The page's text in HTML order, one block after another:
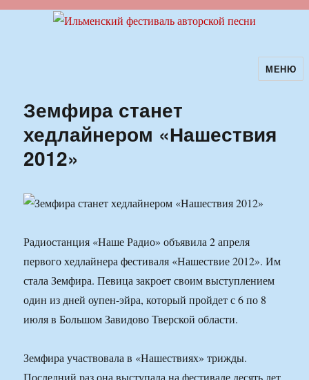
Ильменский фестиваль авторскойМЕНЮ
Земфира станет
хедлайнером «Нашествия
2012»
Радиостанция «Наше Радио» объявила 2 апреля
первого хедлайнера фестиваля «Нашествие 2012». Им
стала Земфира. Певица закроет своим выступлением
один из дней оупен-эйра, который пройдет с 6 по 8
июля в Большом Завидово Тверской области.
Земфира участвовала в «Нашествиях» трижды.